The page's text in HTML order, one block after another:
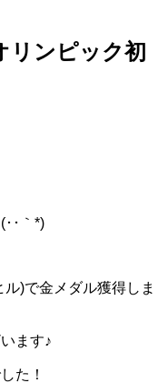
リンピック初
･･｀*)
)で金メダル獲得しま
ます♪
た！